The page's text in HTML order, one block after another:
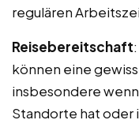
regulären
Reisebereitschaft
können eine
insbesondere
Standorte hat oder